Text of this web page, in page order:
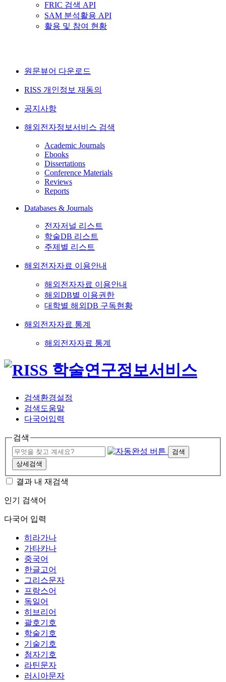
FRIC 검색 API
SAM 분석활용 API
활용 및 참여 현황
원문뷰어 다운로드
RISS 개인정보 재동의
공지사항
해외전자정보서비스 검색
Academic Journals
Ebooks
Dissertations
Conference Materials
Reviews
Reports
Databases & Journals
전자저널 리스트
학술DB 리스트
주제별 리스트
해외전자자료 이용안내
해외전자자료 이용안내
해외DB별 이용권한
대학별 해외DB 구독현황
해외전자자료 통계
해외전자자료 통계
검색환경설정
검색도움말
다국어입력
검색
검색
상세검색
결과 내 재검색
인기 검색어
다국어 입력
히라가나
가타카나
중국어
한글고어
그리스문자
프랑스어
독일어
히브리어
괄호기호
학술기호
기술기호
첨자기호
라틴문자
러시아문자